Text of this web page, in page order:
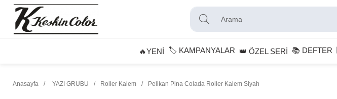
🔥YENİ 🏷️ KAMPANYALAR 👑 ÖZEL SERİ 📚 DEFTER
Anasayfa YAZI GRUBU Roller Kalem Pelikan Pina Colada Roller Kalem Siyah